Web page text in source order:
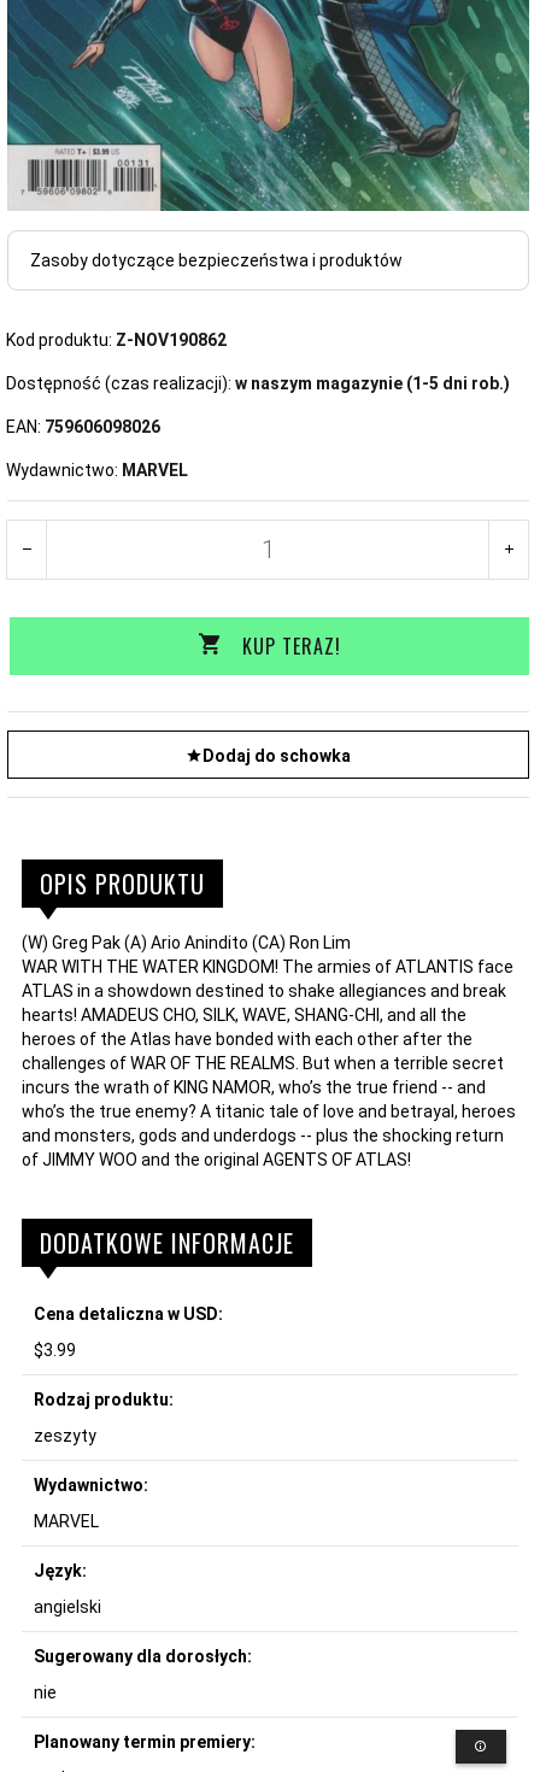
Zasoby dotyczące bezpieczeństwa i produktów
Kod produktu: Z-NOV190862
Dostępność (czas realizacji): w naszym magazynie (1-5 dni rob.)
EAN: 759606098026
Wydawnictwo: MARVEL
KUP TERAZ!
Dodaj do schowka
OPIS PRODUKTU
(W) Greg Pak (A) Ario Anindito (CA) Ron Lim
WAR WITH THE WATER KINGDOM! The armies of ATLANTIS face
ATLAS in a showdown destined to shake allegiances and break
hearts! AMADEUS CHO, SILK, WAVE, SHANG-CHI, and all the
heroes of the Atlas have bonded with each other after the
challenges of WAR OF THE REALMS. But when a terrible secret
incurs the wrath of KING NAMOR, who’s the true friend -- and
who’s the true enemy? A titanic tale of love and betrayal, heroes
and monsters, gods and underdogs -- plus the shocking return
of JIMMY WOO and the original AGENTS OF ATLAS!
DODATKOWE INFORMACJE
Cena detaliczna w USD:
$3.99
Rodzaj produktu:
zeszyty
Wydawnictwo:
MARVEL
Język:
angielski
Sugerowany dla dorosłych:
nie
Planowany termin premiery: